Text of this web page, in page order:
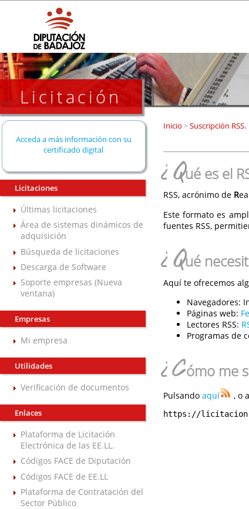
Licitación
Acceda a más información con su
certificado digital
Licitaciones
Últimas licitaciones
Área de sistemas dinámicos de
adquisición
Búsqueda de licitaciones
Descarga de Software
Soporte empresas (Nueva
ventana)
Empresas
Mi empresa
Utilidades
Verificación de documentos
Enlaces
Plataforma de Licitación
Electrónica de las EE.LL.
Códigos FACE de Diputación
Códigos FACE de EE.LL
Plataforma de Contratación del
Sector Público
Inicio >Suscripción RSS.
¿Qué es el
RSS, acrónimo de R
Este formato es
fuentes RSS,
¿Qué
Aquí te ofrecemos
Navegadores:
Páginas web:
Lectores RSS:
Programas de
¿Cómo me
Pulsando aquí , o
https://